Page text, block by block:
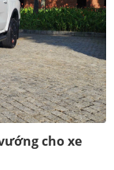
cho xe